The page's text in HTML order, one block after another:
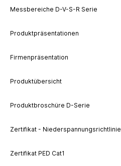
Messbereiche D-V-S-R Serie
Produktpräsentationen
Firmenpräsentation
Produktübersicht
Produktbroschüre D-Serie
Zertifikat - Niederspannungsrichtlinie
Zertifikat PED Cat1